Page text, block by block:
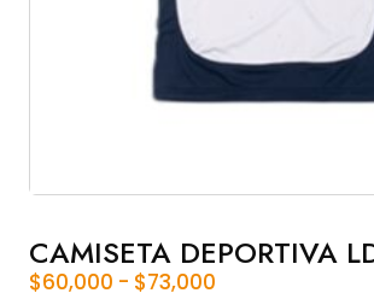
CAMISETA DEPORTIVA
$60,000 - $73,000